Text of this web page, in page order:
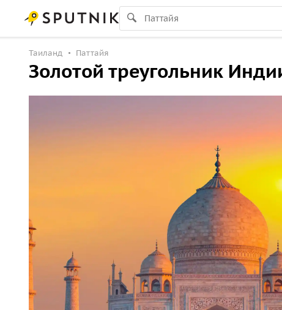
Таиланд Паттайя
Золотой треугольник